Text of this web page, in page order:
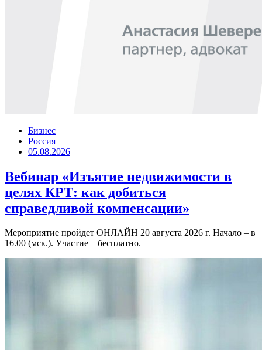
Бизнес
Россия
05.08.2026
Вебинар «Изъятие недвижимости в
целях КРТ: как добиться
справедливой компенсации»
Мероприятие пройдет ОНЛАЙН 20 августа 2026 г. Начало – в
16.00 (мск.). Участие – бесплатно.